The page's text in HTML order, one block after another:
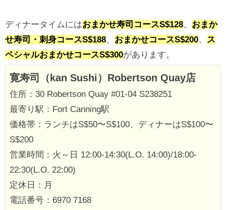
ディナータイムにはおまかせ寿司コースS$128、 おまか
せ寿司・刺身コースS$188、 おまかせコースS$200、 ス
ペシャルおまかせコースS$300があります。
寛寿司（kan Sushi）Robertson Quay店
住所：30 Robertson Quay #01-04 S238251
最寄り駅：Fort Canning駅
価格帯：ランチはS$50〜S$100、ディナーはS$100〜
S$200
営業時間：火～日 12:00-14:30(L.O. 14:00)/18:00-
22:30(L.O. 22:00)
定休日：月
電話番号：6970 7168